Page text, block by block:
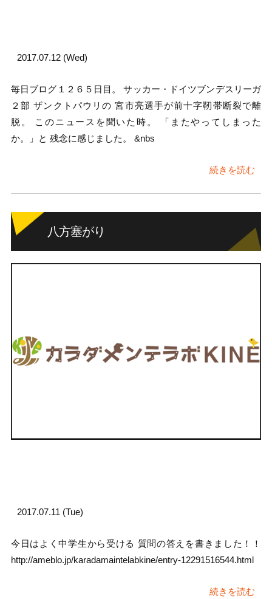
2017.07.12 (Wed)
毎日ブログ１２６５日目。 サッカー・ドイツブンデスリーガ
２部 ザンクトパウリの 宮市亮選手が前十字靭帯断裂で離
脱。 このニュースを聞いた時。 「またやってしまった
か。」と 残念に感じました。 &nbs
続きを読む
八方塞がり
2017.07.11 (Tue)
今日はよく中学生から受ける 質問の答えを書きました！！
http://ameblo.jp/karadamaintelabkine/entry-12291516544.html
続きを読む